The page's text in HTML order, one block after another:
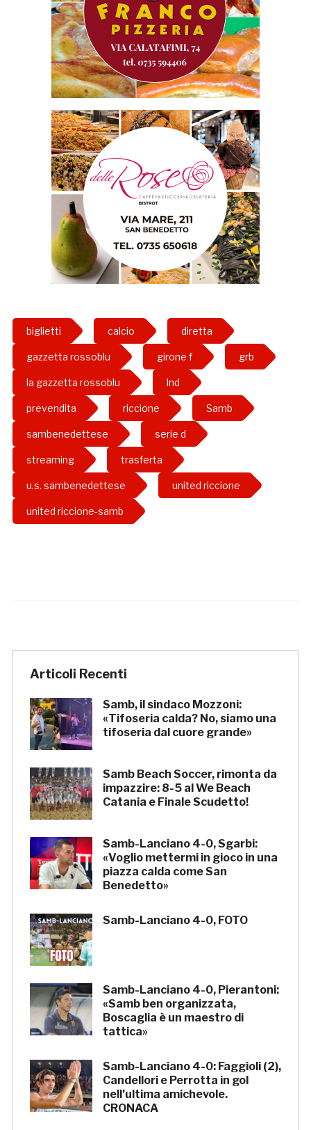
biglietti calcio diretta
gazzetta rossoblu girone f grb
la gazzetta rossoblu lnd
prevendita riccione Samb
sambenedettese serie d
streaming trasferta
u.s. sambenedettese united riccione
united riccione-samb
Articoli Recenti
Samb, il sindaco Mozzoni:
«Tifoseria calda? No, siamo una
tifoseria dal cuore grande»
Samb Beach Soccer, rimonta da
impazzire: 8-5 al We Beach
Catania e Finale Scudetto!
Samb-Lanciano 4-0, Sgarbi:
«Voglio mettermi in gioco in una
piazza calda come San
Benedetto»
Samb-Lanciano 4-0, FOTO
Samb-Lanciano 4-0, Pierantoni:
«Samb ben organizzata,
Boscaglia è un maestro di
tattica»
Samb-Lanciano 4-0: Faggioli (2),
Candellori e Perrotta in gol
nell’ultima amichevole.
CRONACA